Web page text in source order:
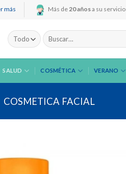
más Más de20 añosa su servicio
Buscar
por:
SALUD COSMÉTICA VERANO
COSMETICA FACIAL